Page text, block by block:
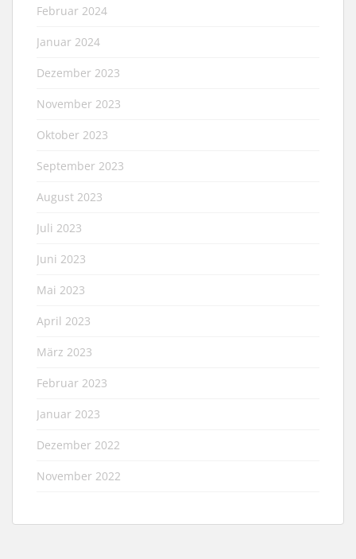
Februar 2024
Januar 2024
Dezember 2023
November 2023
Oktober 2023
September 2023
August 2023
Juli 2023
Juni 2023
Mai 2023
April 2023
März 2023
Februar 2023
Januar 2023
Dezember 2022
November 2022